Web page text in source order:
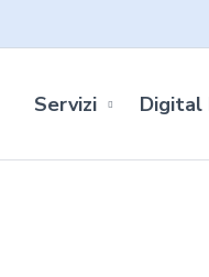
Servizi Digital